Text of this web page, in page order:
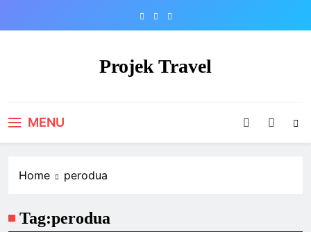
Projek Travel
MENU
Home perodua
Tag:perodua